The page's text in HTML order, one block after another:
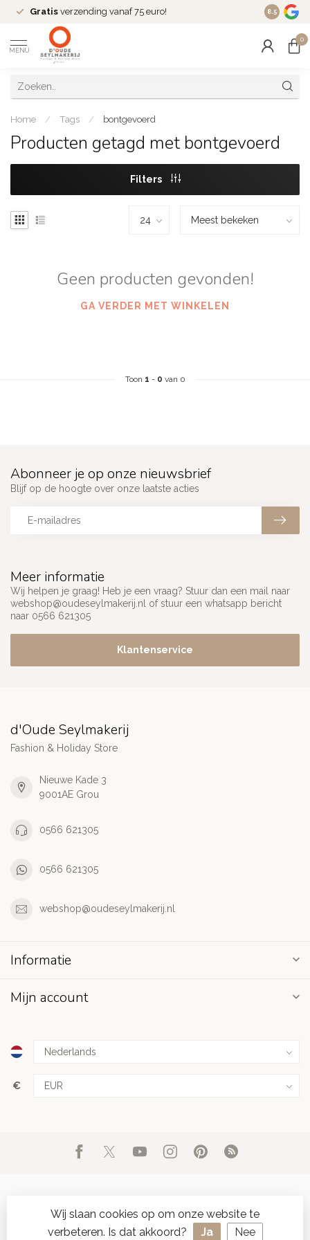
Gratis verzending vanaf 75 euro! Dé
8.5
MENU
0
Home / Tags / bontgevoerd
Producten getagd met bontgevoerd
Filters
Geen producten gevonden!
GA VERDER MET WINKELEN
Toon 1 - 0 van 0
Meer informatie
Wij helpen je graag! Heb je een vraag? Stuur dan een mail naar
webshop@oudeseylmakerij.nl
of stuur een whatsapp bericht
naar 0566 621305
Klantenservice
Abonneer je op onze nieuwsbrief
Blijf op de hoogte over onze laatste acties
d'Oude Seylmakerij
Fashion & Holiday Store
Nieuwe Kade 3
9001AE Grou
0566 621305
0566 621305
webshop@oudeseylmakerij.nl
Informatie
Mijn account
€
© Copyright 2026 d'Oude Seylmakerij- Powered by Lightspeed
Wij slaan cookies op om onze website te
verbeteren. Is dat akkoord?
Ja Nee